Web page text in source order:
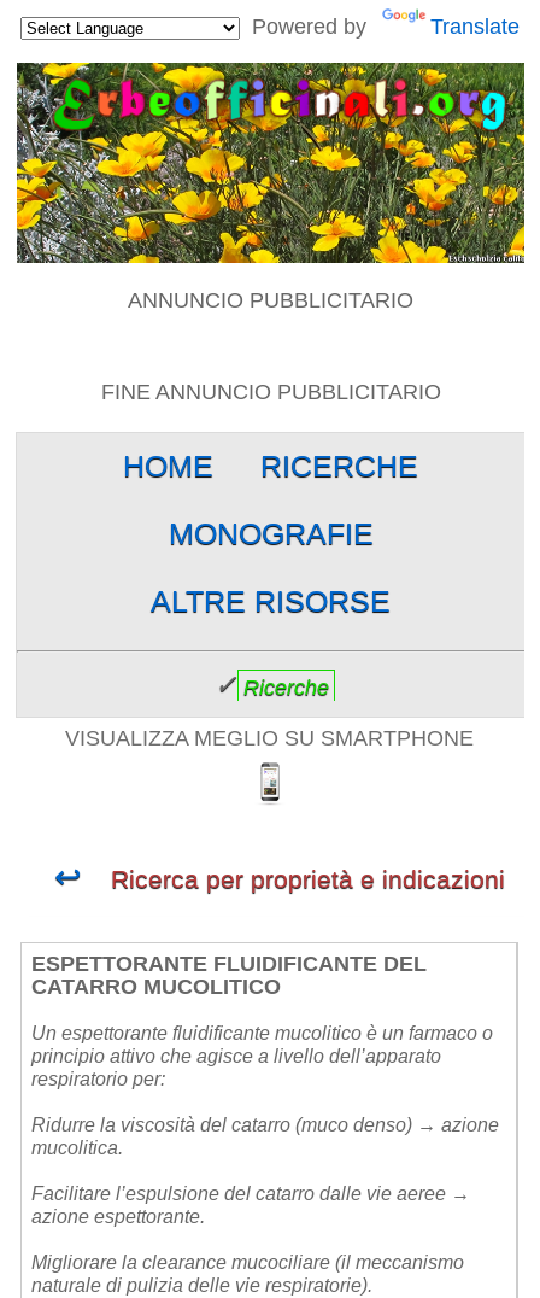
Powered by Translate
ANNUNCIO PUBBLICITARIO
FINE ANNUNCIO PUBBLICITARIO
HOME RICERCHE
MONOGRAFIE
ALTRE RISORSE
✓ Ricerche
VISUALIZZA MEGLIO SU SMARTPHONE
↩ Ricerca per proprietà e indicazioni
ESPETTORANTE FLUIDIFICANTE DEL
CATARRO MUCOLITICO
Un espettorante fluidificante mucolitico è un farmaco o
principio attivo che agisce a livello dell’apparato
respiratorio per:
Ridurre la viscosità del catarro (muco denso) → azione
mucolitica.
Facilitare l’espulsione del catarro dalle vie aeree →
azione espettorante.
Migliorare la clearance mucociliare (il meccanismo
naturale di pulizia delle vie respiratorie).